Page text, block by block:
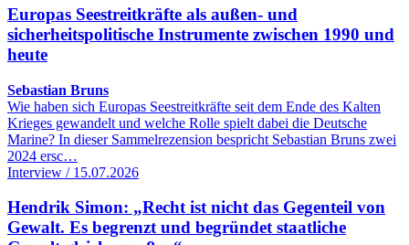
Europas Seestreitkräfte als außen- und
sicherheitspolitische Instrumente zwischen 1990 und
heute
Sebastian Bruns
Wie haben sich Europas Seestreitkräfte seit dem Ende des Kalten
Krieges gewandelt und welche Rolle spielt dabei die Deutsche
Marine? In dieser Sammelrezension bespricht Sebastian Bruns zwei
2024 ersc…
Interview / 15.07.2026
Hendrik Simon: „Recht ist nicht das Gegenteil von
Gewalt. Es begrenzt und begründet staatliche